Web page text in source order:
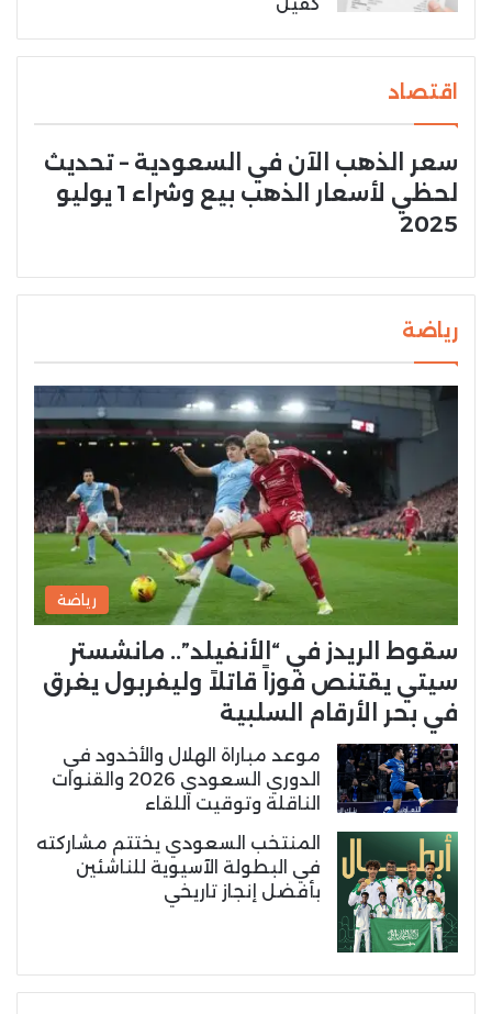
اقتصاد
سعر الذهب الآن في السعودية – تحديث
لحظي لأسعار الذهب بيع وشراء 1 يوليو
2025
رياضة
رياضة
سقوط الريدز في “الأنفيلد”.. مانشستر
سيتي يقتنص فوزاً قاتلاً وليفربول يغرق
في بحر الأرقام السلبية
موعد مباراة الهلال والأخدود في
الدوري السعودي 2026 والقنوات
الناقلة وتوقيت اللقاء
المنتخب السعودي يختتم مشاركته
في البطولة الآسيوية للناشئين
بأفضل إنجاز تاريخي